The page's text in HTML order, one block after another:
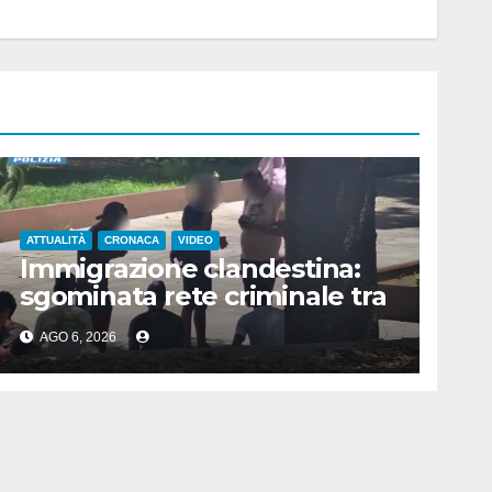
ATTUALITÀ CRONACA VIDEO
Immigrazione clandestina:
sgominata rete criminale tra
Algeria, Italia e Francia
AGO 6, 2026